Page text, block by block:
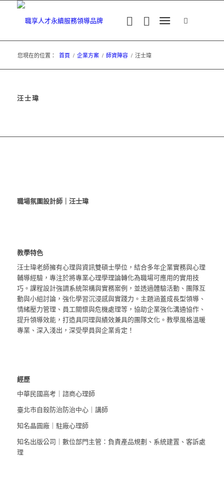
您現在的位置： 首頁 / 企業方案 / 師資陣容 / 汪士瑋
汪士瑋
職場氛圍設計師｜汪士瑋
教學特色
汪士瑋老師擁有心理與資訊雙碩士學位，結合多年企業實務與心理
輔導經驗，專注於將專業心理學理論轉化為職場可應用的實用技
巧。課程設計強調系統架構與實務案例，並透過體驗活動、團隊互
動與小組討論，強化學習沉浸感與實踐力。主題涵蓋成長型領導、
情緒壓力管理、員工關懷與危機處理等，協助企業強化溝通協作、
提升領導效能，打造具同理與績效兼具的團隊文化。教學風格溫暖
專業、深入淺出，深受學員與企業肯定！
經歷
中華民國高考｜諮商心理師
臺北市自殺防治防治中心｜講師
知名晶圓廠｜駐廠心理師
知名出版公司｜數位部門主管：負責產品規劃、系統建置、客訴處
理